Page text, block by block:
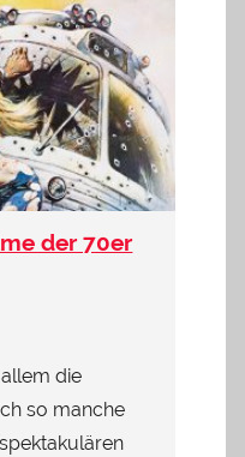
der 70er
die
so manche